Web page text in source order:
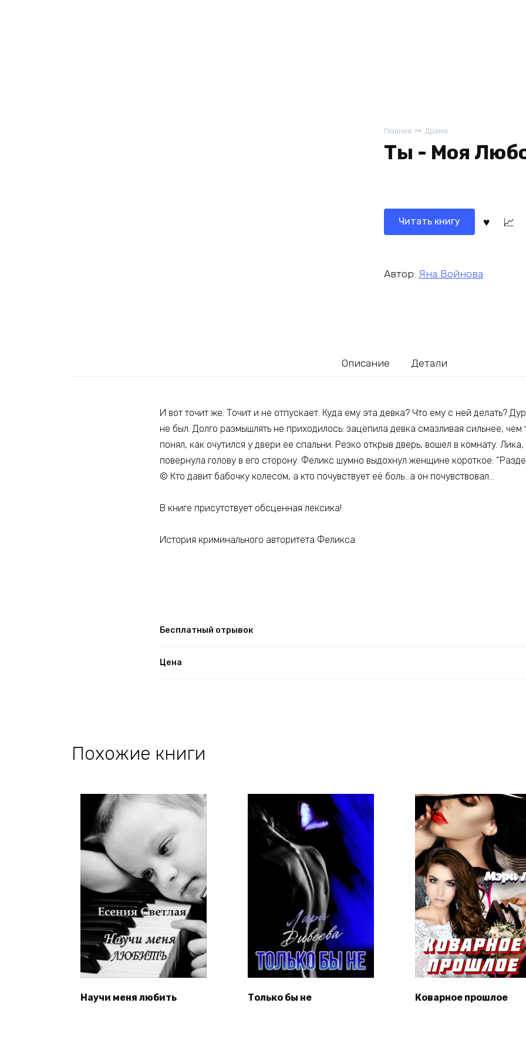
Главная Драма
Ты - Моя
Читать книгу
Автор: Яна Войнова
Описание Детали
И вот точит же. Точит и не отпускает. Куда ему эта девка? Что ему с ней делать?
не был. Долго размышлять не приходилось: зацепила девка смазливая сильнее, чем
понял, как очутился у двери ее спальни. Резко открыв дверь, вошел в комнату.
повернула голову в его сторону. Феликс шумно выдохнул женщине короткое:
© Кто давит бабочку колесом, а кто почувствует её боль…а он почувствовал…
В книге присутствует обсценная лексика!
История криминального авторитета Феликса
Бесплатный отрывок
Цена
Похожие книги
Научи меня любить Только бы не Коварное прошлое